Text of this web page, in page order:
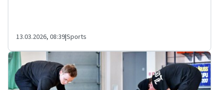
13.03.2026, 08:39|Sports